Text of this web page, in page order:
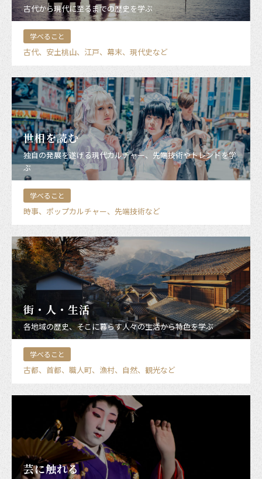
古代から現代に至るまでの歴史を学ぶ
学べること
古代、安土桃山、江戸、幕末、現代史など
世相を読む
独自の発展を遂げる現代カルチャー、先端技術やトレンドを学
ぶ
学べること
時事、ポップカルチャー、先端技術など
街・人・生活
各地域の歴史、そこに暮らす人々の生活から特色を学ぶ
学べること
古都、首都、職人町、漁村、自然、観光など
芸に触れる